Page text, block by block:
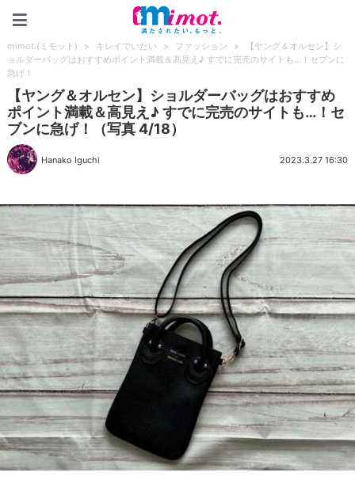
mimot.(ミモット) > キレイでいたい > ファッション >
【ヤング＆オルセン】シ
ョルダーバッグはおすすめポイント満載＆高見え♪ すでに完売のサイトも…！セブンに
急げ！
【ヤング＆オルセン】ショルダーバッグはおすすめ
ポイント満載＆高見え♪ すでに完売のサイトも…！セ
ブンに急げ！（写真 4/18）
Hanako Iguchi 2023.3.27 16:30